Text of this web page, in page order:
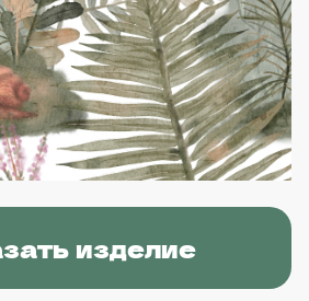
изделие